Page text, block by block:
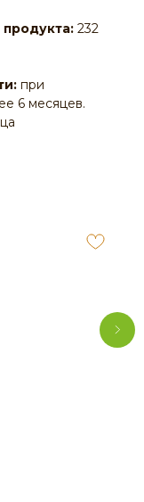
продукта: 232
при
6 месяцев.